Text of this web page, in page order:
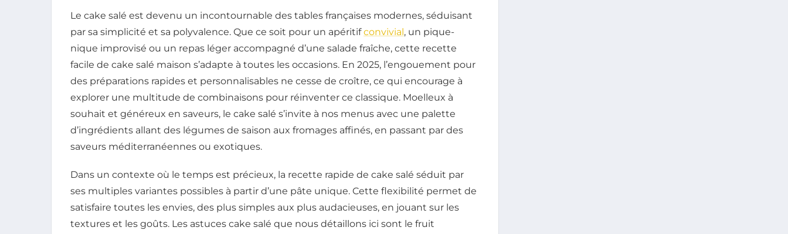
Le cake salé est devenu un incontournable des tables françaises modernes, séduisant
par sa simplicité et sa polyvalence. Que ce soit pour un apéritifconvivial, un pique-
nique improvisé ou un repas léger accompagné d’une salade fraîche, cette recette
facile de cake salé maison s’adapte à toutes les occasions. En 2025, l’engouement pour
des préparations rapides et personnalisables ne cesse de croître, ce qui encourage à
explorer une multitude de combinaisons pour réinventer ce classique. Moelleux à
souhait et généreux en saveurs, le cake salé s’invite à nos menus avec une palette
d’ingrédients allant des légumes de saison aux fromages affinés, en passant par des
saveurs méditerranéennes ou exotiques.
Dans un contexte où le temps est précieux, la recette rapide de cake salé séduit par
ses multiples variantes possibles à partir d’une pâte unique. Cette flexibilité permet de
satisfaire toutes les envies, des plus simples aux plus audacieuses, en jouant sur les
textures et les goûts. Les astuces cake salé que nous détaillons ici sont le fruit